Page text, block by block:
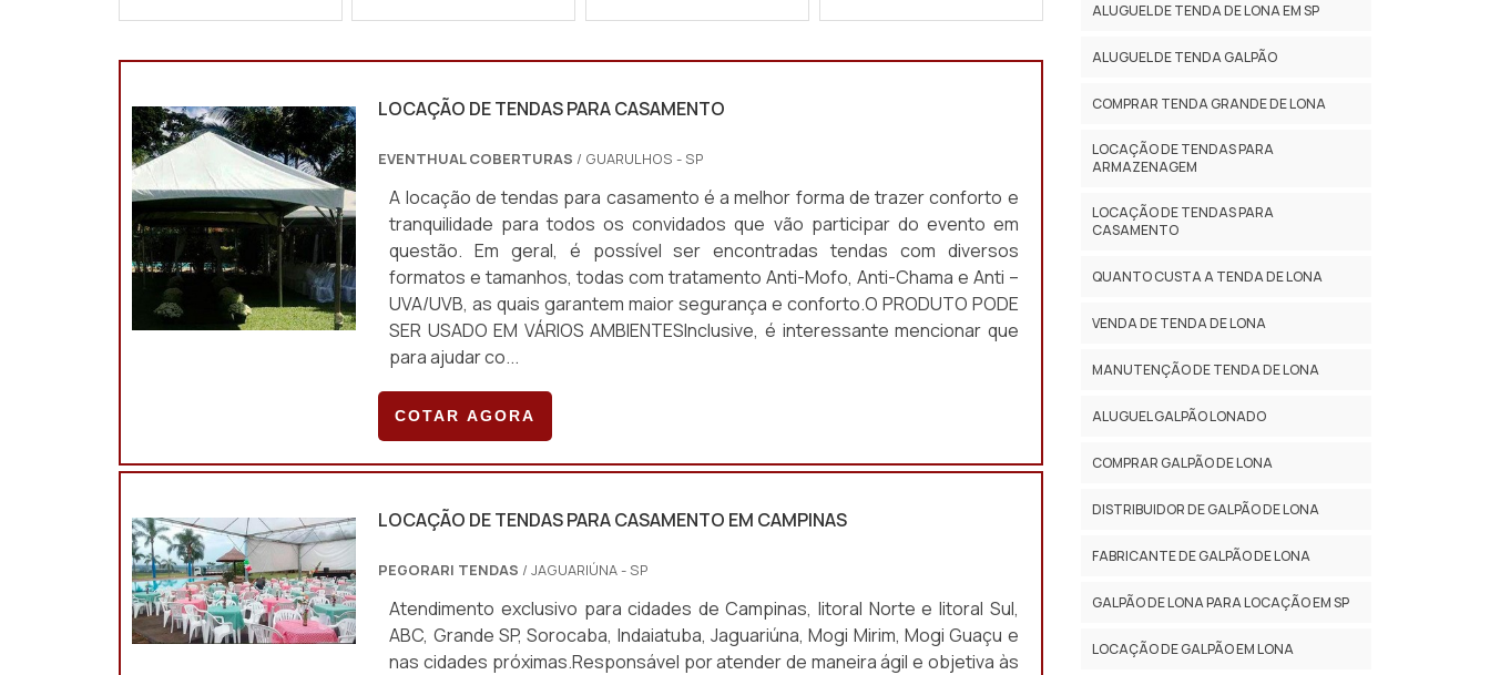
LOCAÇÃO DE TENDAS PARA CASAMENTO
EVENTHUAL COBERTURAS / GUARULHOS - SP
A locação de tendas para casamento é a melhor forma de trazer conforto e
tranquilidade para todos os convidados que vão participar do evento em
questão. Em geral, é possível ser encontradas tendas com diversos
formatos e tamanhos, todas com tratamento Anti-Mofo, Anti-Chama e Anti –
UVA/UVB, as quais garantem maior segurança e conforto.O PRODUTO PODE
SER USADO EM VÁRIOS AMBIENTESInclusive, é interessante mencionar que
para ajudar co...
COTAR AGORA
LOCAÇÃO DE TENDAS PARA CASAMENTO EM CAMPINAS
PEGORARI TENDAS / JAGUARIÚNA - SP
Atendimento exclusivo para cidades de Campinas, litoral Norte e litoral Sul,
ABC, Grande SP, Sorocaba, Indaiatuba, Jaguariúna, Mogi Mirim, Mogi Guaçu e
nas cidades próximas.Responsável por atender de maneira ágil e objetiva às
ALUGUEL DE TENDA DE LONA EM SP
ALUGUEL DE TENDA GALPÃO
COMPRAR TENDA GRANDE DE LONA
LOCAÇÃO DE TENDAS PARA
ARMAZENAGEM
LOCAÇÃO DE TENDAS PARA
CASAMENTO
QUANTO CUSTA A TENDA DE LONA
VENDA DE TENDA DE LONA
MANUTENÇÃO DE TENDA DE LONA
ALUGUEL GALPÃO LONADO
COMPRAR GALPÃO DE LONA
DISTRIBUIDOR DE GALPÃO DE LONA
FABRICANTE DE GALPÃO DE LONA
GALPÃO DE LONA PARA LOCAÇÃO EM SP
LOCAÇÃO DE GALPÃO EM LONA